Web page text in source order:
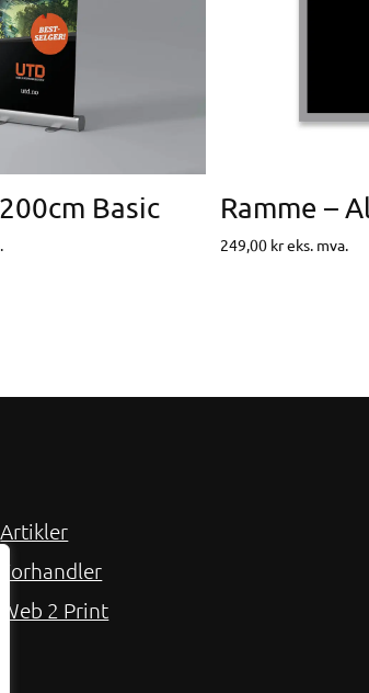
Basic
249,00 kreks. mva.
Artikler
Forhandler
Web 2 Print